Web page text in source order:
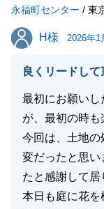
と、私も大変
ご相続のため、
けしましたが、
ご協力頂いたお
些細なことで
知り合いの方な
しゃいました
今後とも、是非
お願い申し上げ
永福町センター / 東
H様
H様 2026年1
良くリードし
最初にお願いし
が、最初の時も
今回は、土地の
変だったと思い
たと感謝して居
本日も庭に花を